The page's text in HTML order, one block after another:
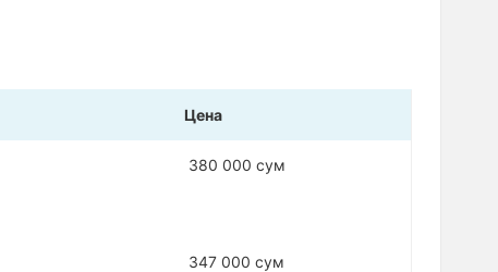
Цена
380 000 сум
347 000 сум